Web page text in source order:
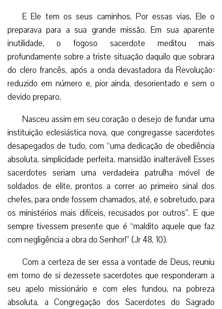
E Ele tem os seus caminhos. Por essas vias, Ele o
preparava para a sua grande missão. Em sua aparente
inutilidade, o fogoso sacerdote meditou mais
profundamente sobre a triste situação daquilo que sobrara
do clero francês, após a onda devastadora da Revolução:
reduzido em número e, pior ainda, desorientado e sem o
devido preparo.
Nasceu assim em seu coração o desejo de fundar uma
instituição eclesiástica nova, que congregasse sacerdotes
desapegados de tudo, com “uma dedicação de obediência
absoluta, simplicidade perfeita, mansidão inalterável! Esses
sacerdotes seriam uma verdadeira patrulha móvel de
soldados de elite, prontos a correr ao primeiro sinal dos
chefes, para onde fossem chamados, até, e sobretudo, para
os ministérios mais difíceis, recusados por outros”. E que
sempre tivessem presente que é “maldito aquele que faz
com negligência a obra do Senhor!” (Jr 48, 10).
Com a certeza de ser essa a vontade de Deus, reuniu
em torno de si dezessete sacerdotes que responderam a
seu apelo missionário e com eles fundou, na pobreza
absoluta, a Congregação dos Sacerdotes do Sagrado